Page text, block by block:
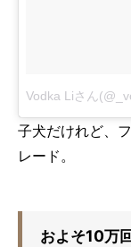
Vodka Liさん
子犬だけれど、
レード。
およそ10万